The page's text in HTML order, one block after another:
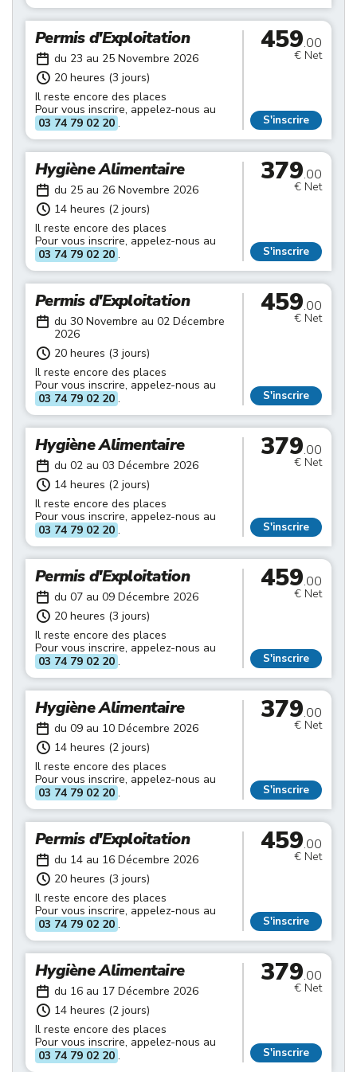
Permis d'Exploitation
du 23 au 25 Novembre 2026
20 heures (3 jours)
Il reste encore des places
Pour vous inscrire, appelez-nous au
03 74 79 02 20 .
459.00
€ Net
S'inscrire
Hygiène Alimentaire
du 25 au 26 Novembre 2026
14 heures (2 jours)
Il reste encore des places
Pour vous inscrire, appelez-nous au
03 74 79 02 20 .
379.00
€ Net
S'inscrire
Permis d'Exploitation
du 30 Novembre au 02 Décembre
2026
20 heures (3 jours)
Il reste encore des places
Pour vous inscrire, appelez-nous au
03 74 79 02 20 .
459.00
€ Net
S'inscrire
Hygiène Alimentaire
du 02 au 03 Décembre 2026
14 heures (2 jours)
Il reste encore des places
Pour vous inscrire, appelez-nous au
03 74 79 02 20 .
379.00
€ Net
S'inscrire
Permis d'Exploitation
du 07 au 09 Décembre 2026
20 heures (3 jours)
Il reste encore des places
Pour vous inscrire, appelez-nous au
03 74 79 02 20 .
459.00
€ Net
S'inscrire
Hygiène Alimentaire
du 09 au 10 Décembre 2026
14 heures (2 jours)
Il reste encore des places
Pour vous inscrire, appelez-nous au
03 74 79 02 20 .
379.00
€ Net
S'inscrire
Permis d'Exploitation
du 14 au 16 Décembre 2026
20 heures (3 jours)
Il reste encore des places
Pour vous inscrire, appelez-nous au
03 74 79 02 20 .
459.00
€ Net
S'inscrire
Hygiène Alimentaire
du 16 au 17 Décembre 2026
14 heures (2 jours)
Il reste encore des places
Pour vous inscrire, appelez-nous au
03 74 79 02 20 .
379.00
€ Net
S'inscrire